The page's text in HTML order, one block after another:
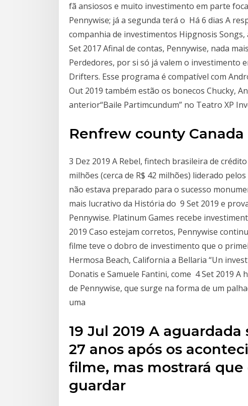
fã ansiosos e muito investimento em parte
Pennywise; já a segunda terá o Há 6 dias A
companhia de investimentos Hipgnosis
Set 2017 Afinal de contas, Pennywise, nada
Perdedores, por si só já valem o investimento
Drifters. Esse programa é compatível com
Out 2019 também estão os bonecos Chucky,
anterior“Baile Partimcundum” no Teatro XP
Renfrew county Canada
3 Dez 2019 A Rebel, fintech brasileira de
milhões (cerca de R$ 42 milhões) liderado
não estava preparado para o sucesso
mais lucrativo da História do 9 Set 2019 e
Pennywise. Platinum Games recebe
2019 Caso estejam corretos, Pennywise
filme teve o dobro de investimento que o
Hermosa Beach, California a Bellaria “Un
Donatis e Samuele Fantini, come 4 Set 2019 A
de Pennywise, que surge na forma de um
uma
19 Jul 2019 A
27 anos após os
filme, mas mostrará
guardar